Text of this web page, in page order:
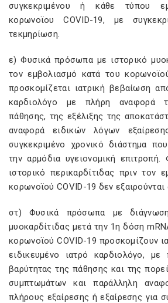
συγκεκριμένου ή κάθε τύπου
κορωνοϊου COVID-19, με
τεκμηρίωση.
ε) Φυσικά πρόσωπα με ιστορικό
τον εμβολιασμό κατά του
προσκομίζεται ιατρική βεβαίωση
καρδιολόγο με πλήρη αναφορά
πάθησης, της εξέλιξης της
αναφορά ειδικών λόγων
συγκεκριμένο χρονικό διάστημα
την αρμόδια υγειονομική
ιστορικό περικαρδίτιδας πριν τον
κορωνοϊού COVID-19 δεν εξαιρούνται
στ) Φυσικά πρόσωπα με διάγνωση
μυοκαρδίτιδας μετά την 1η δόση
κορωνοϊού COVID-19 προσκομίζουν
ειδικευμένο ιατρό καρδιολόγο,
βαρύτητας της πάθησης και της
συμπτωμάτων και παράλληλη
πλήρους εξαίρεσης ή εξαίρεσης για